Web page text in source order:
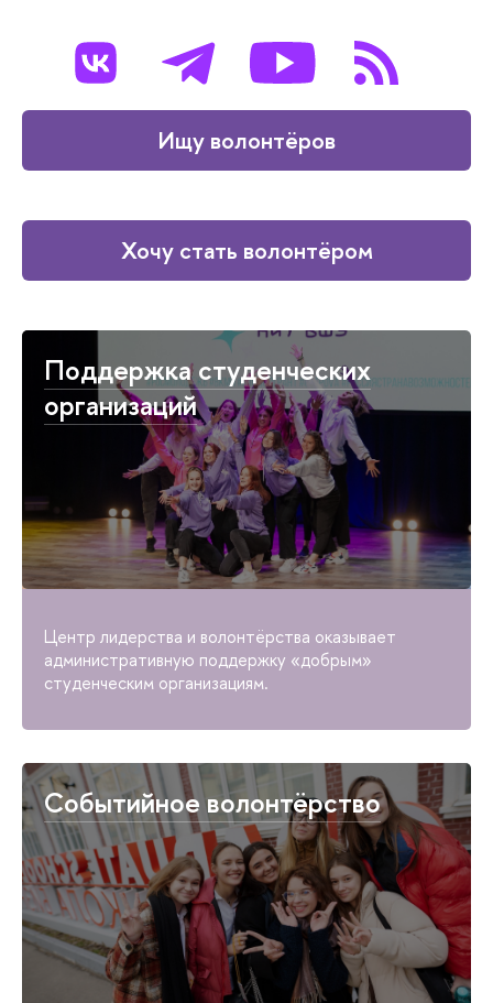
Ищу волонтёров
Хочу стать волонтёром
Поддержка студенческих
организаций
Центр лидерства и волонтёрства оказывает
административную поддержку «добрым»
студенческим организациям.
Событийное волонтёрство